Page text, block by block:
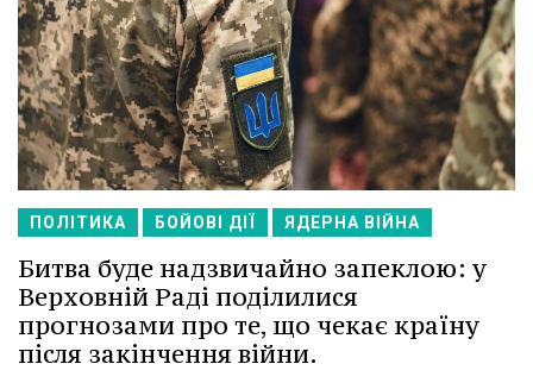
ПОЛІТИКА БОЙОВІ ДІЇ ЯДЕРНА ВІЙНА
Битва буде надзвичайно запеклою: у
Верховній Раді поділилися
прогнозами про те, що чекає країну
після закінчення війни.